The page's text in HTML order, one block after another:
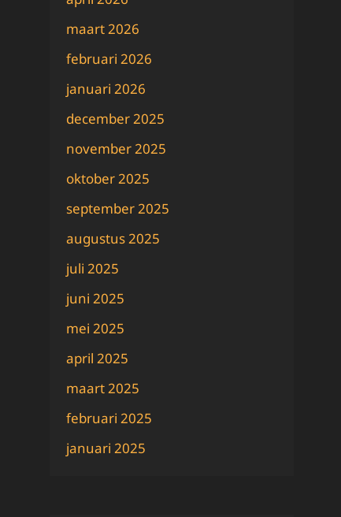
maart 2026
februari 2026
januari 2026
december 2025
november 2025
oktober 2025
september 2025
augustus 2025
juli 2025
juni 2025
mei 2025
april 2025
maart 2025
februari 2025
januari 2025